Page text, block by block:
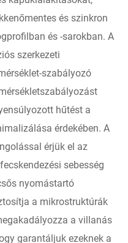
és szinkron
és -sarokban. A
szerkezeti
szabályozó
hűtést a
érdekében. A
érjük el az
sebesség
nyomástartó
a mikrostruktúrák
a villanás
garantáljuk ezeknek a